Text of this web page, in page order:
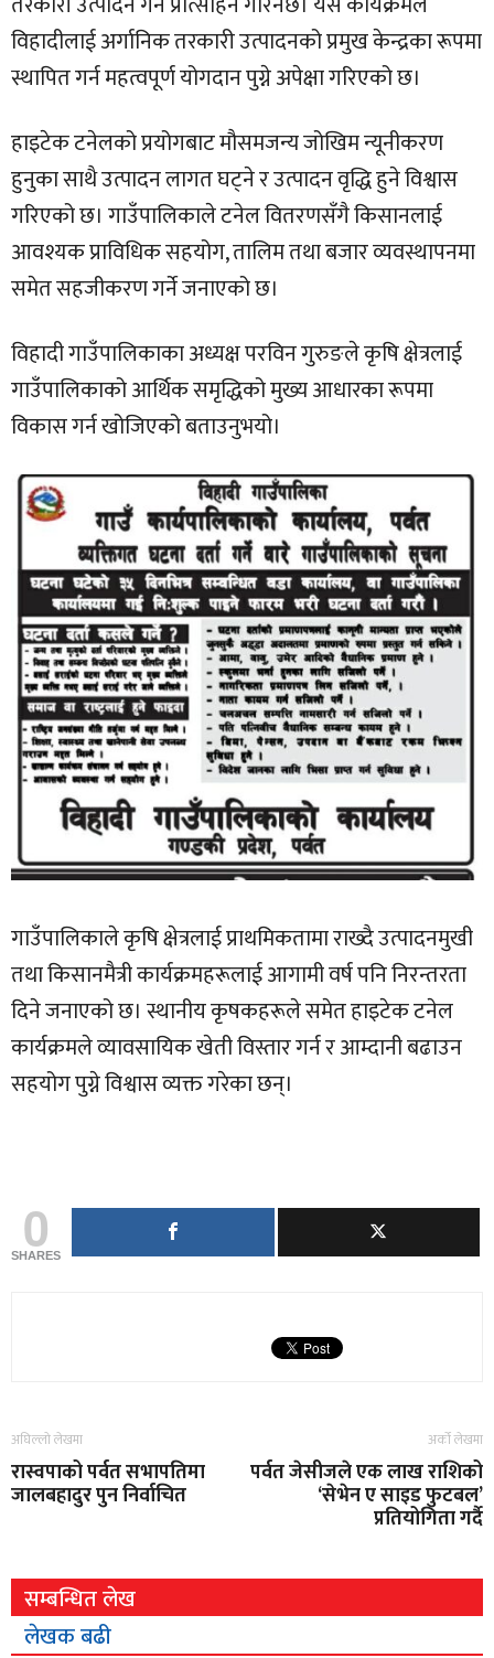
विहादीलाई अर्गानिक तरकारी उत्पादनको प्रमुख केन्द्रका रूपमा
स्थापित गर्न महत्वपूर्ण योगदान पुग्ने अपेक्षा गरिएको छ।
हाइटेक टनेलको प्रयोगबाट मौसमजन्य जोखिम न्यूनीकरण
हुनुका साथै उत्पादन लागत घट्ने र उत्पादन वृद्धि हुने विश्वास
गरिएको छ। गाउँपालिकाले टनेल वितरणसँगै किसानलाई
आवश्यक प्राविधिक सहयोग, तालिम तथा बजार व्यवस्थापनमा
समेत सहजीकरण गर्ने जनाएको छ।
विहादी गाउँपालिकाका अध्यक्ष परविन गुरुङले कृषि क्षेत्रलाई
गाउँपालिकाको आर्थिक समृद्धिको मुख्य आधारका रूपमा
विकास गर्न खोजिएको बताउनुभयो।
गाउँपालिकाले कृषि क्षेत्रलाई प्राथमिकतामा राख्दै उत्पादनमुखी
तथा किसानमैत्री कार्यक्रमहरूलाई आगामी वर्ष पनि निरन्तरता
दिने जनाएको छ। स्थानीय कृषकहरूले समेत हाइटेक टनेल
कार्यक्रमले व्यावसायिक खेती विस्तार गर्न र आम्दानी बढाउन
सहयोग पुग्ने विश्वास व्यक्त गरेका छन्।
0
SHARES
अघिल्लो लेखमा
रास्वपाको पर्वत सभापतिमा
जालबहादुर पुन निर्वाचित
अर्को लेखमा
पर्वत जेसीजले एक लाख राशिको
‘सेभेन ए साइड फुटबल’
प्रतियोगिता गर्दै
सम्बन्धित लेख
लेखक बढी